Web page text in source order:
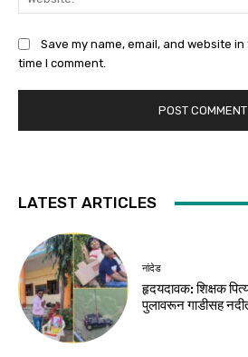
Save my name, email, and website
time I comment.
LATEST ARTICLES
नांदेड
हृदयदावक: शिक्षक
पुलावरून गाडीसह